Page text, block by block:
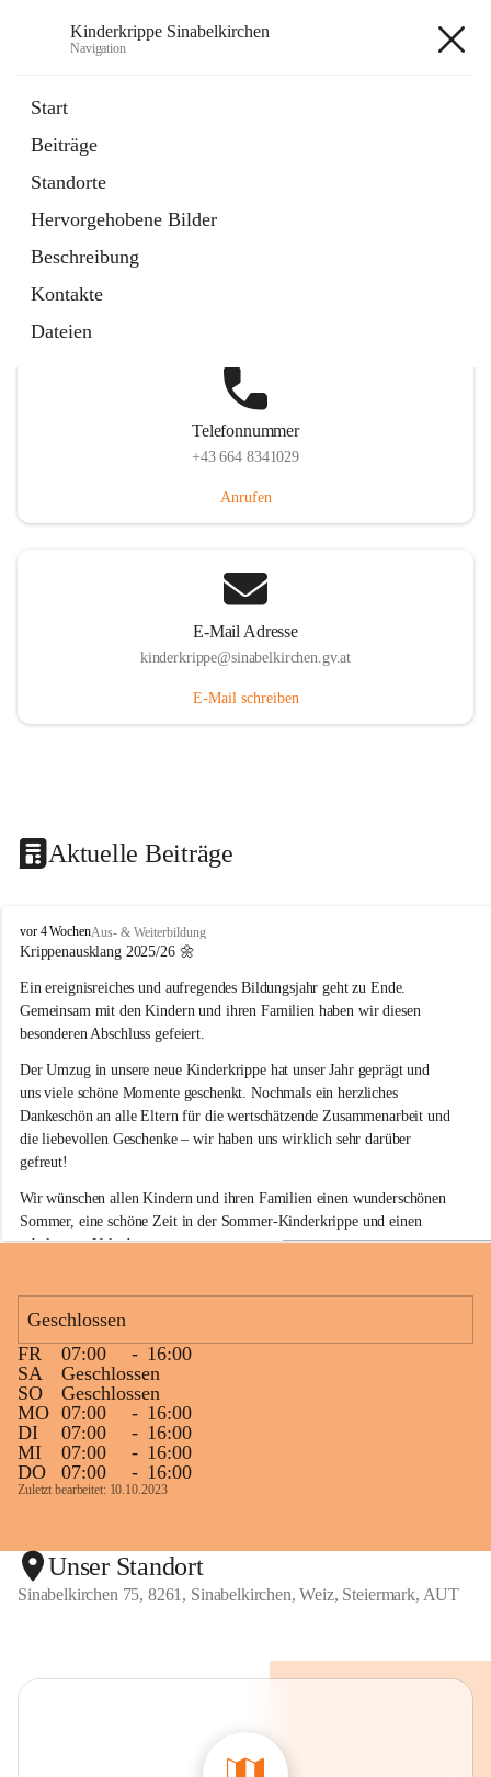
Kinderkrippe Sinabelkirchen
Navigation
Start
Beiträge
Standorte
Hervorgehobene Bilder
Beschreibung
Kontakte
Dateien
Sinabelkirchen 75, 8261, Sinabelkirchen, Weiz, Steiermark,
Telefonnummer
+43 664 8341029
Anrufen
E-Mail Adresse
kinderkrippe@sinabelkirchen.gv.at
E-Mail schreiben
Aktuelle Beiträge
K
i
d
e
r
r
i
p
p
e
S
i
n
a
b
r
c
h
e
n
vor 4 WochenAus- & Weiterbildung
Krippenausklang 2025/26 🌼
Ein ereignisreiches und aufregendes Bildungsjahr geht zu Ende.
Gemeinsam mit den Kindern und ihren Familien haben wir diesen
besonderen Abschluss gefeiert.
Der Umzug in unsere neue Kinderkrippe hat unser Jahr geprägt und
uns viele schöne Momente geschenkt. Nochmals ein herzliches
Dankeschön an alle Eltern für die wertschätzende Zusammenarbeit und
die liebevollen Geschenke – wir haben uns wirklich sehr darüber
gefreut!
Wir wünschen allen Kindern und ihren Familien einen wunderschönen
Sommer, eine schöne Zeit in der Sommer-Kinderkrippe und einen
erholsamen Urlaub.
Kinder, die bei uns bleiben, freuen wir uns schon jetzt auf ein
fröhliches Wiedersehen im Herbst!
Geschlossen
FR
07:00 - 16:00
SA
Geschlossen
SO
Geschlossen
MO 07:00 - 16:00
DI
07:00 - 16:00
MI
07:00 - 16:00
DO
07:00 - 16:00
Zuletzt bearbeitet: 10.10.2023
Unser Standort
Sinabelkirchen 75, 8261, Sinabelkirchen, Weiz, Steiermark, AUT